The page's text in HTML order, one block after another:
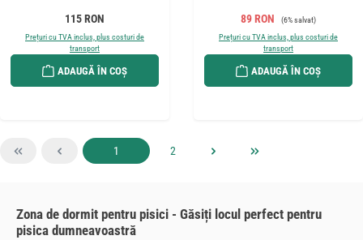
Preț obișnuit:
115 RON
Prețuri cu TVA inclus, plus costuri de
transport
ADAUGĂ ÎN COȘ
Preț de vânzare:
89 RON Preț obișnuit:
(6% salvat)
Prețuri cu TVA inclus, plus costuri de
transport
ADAUGĂ ÎN COȘ
Pagina
1 Pagina
2
Zona de dormit pentru pisici - Găsiți locul perfect pentru
pisica dumneavoastră